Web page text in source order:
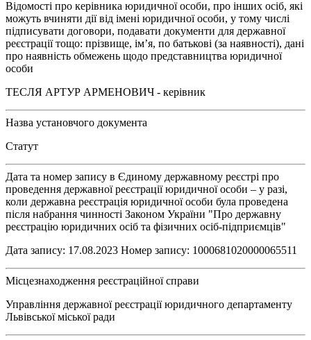
Відомості про керівника юридичної особи, про інших осіб, які
можуть вчиняти дії від імені юридичної особи, у тому числі
підписувати договори, подавати документи для державної
реєстрації тощо: прізвище, ім’я, по батькові (за наявності), дані
про наявність обмежень щодо представництва юридичної
особи
ТЕСЛЯ АРТУР АРМЕНОВИЧ - керівник
Назва установчого документа
Статут
Дата та номер запису в Єдиному державному реєстрі про
проведення державної реєстрації юридичної особи – у разі,
коли державна реєстрація юридичної особи була проведена
після набрання чинності Законом України "Про державну
реєстрацію юридичних осіб та фізичних осіб-підприємців"
Дата запису: 17.08.2023 Номер запису: 1000681020000065511
Місцезнаходження реєстраційної справи
Управління державної реєстрації юридичного департаменту
Львівської міської ради